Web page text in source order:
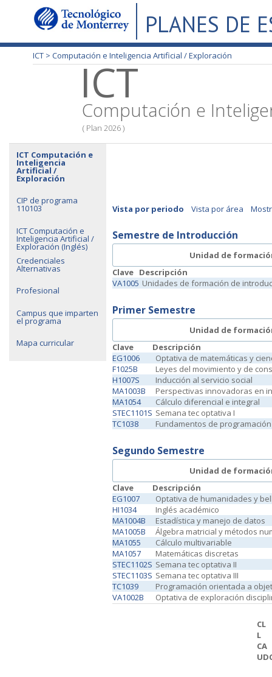
PLANES DE
ICT > Computación e Inteligencia Artificial / Exploración
ICT
Computación e
( Plan 2026 )
ICT Computación e
Inteligencia
Artificial /
Exploración
CIP de programa
110103
ICT Computación e
Inteligencia Artificial /
Exploración (Inglés)
Credenciales
Alternativas
Profesional
Campus que imparten
el programa
Mapa curricular
Vista por periodo Vista por área
Semestre de Introducción
Unidad de
Clave Descripción
VA1005 Unidades de formación de
Primer Semestre
Unidad de
Clave
Descripción
EG1006
Optativa de matemáticas y
F1025B
Leyes del movimiento y de
H1007S
Inducción al servicio social
MA1003B
Perspectivas innovadoras en
MA1054
Cálculo diferencial e integral
STEC1101S Semana tec optativa I
TC1038
Fundamentos de programación
Segundo Semestre
Unidad de
Clave
Descripción
EG1007
Optativa de humanidades y
HI1034
Inglés académico
MA1004B
Estadística y manejo de datos
MA1005B
Álgebra matricial y métodos
MA1055
Cálculo multivariable
MA1057
Matemáticas discretas
STEC1102S Semana tec optativa II
STEC1103S Semana tec optativa III
TC1039
Programación orientada a
VA1002B
Optativa de exploración
CL
L
CA